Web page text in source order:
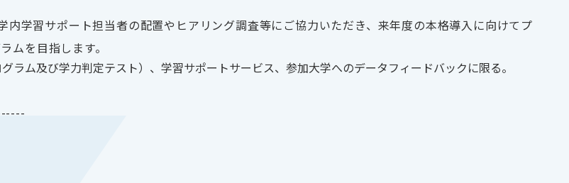
学習サポート担当者の配置やヒアリング調査等にご協力いただき、来年度の本格導入に向けてプ
ムを目指します。
ラム及び学力判定テスト）、学習サポートサービス、参加大学へのデータフィードバックに限る。